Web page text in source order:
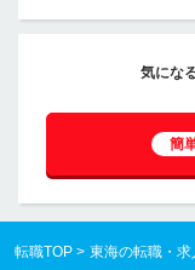
気にな
簡
転職TOP 東海の転職・求